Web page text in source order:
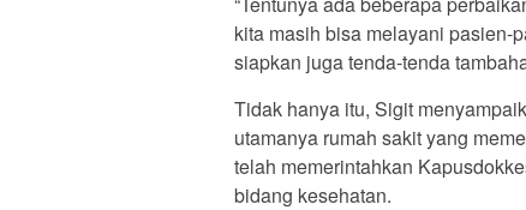
kita masih bisa melayani pasien-
siapkan juga tenda-tenda
Tidak hanya itu, Sigit
utamanya rumah sakit yang
telah memerintahkan
bidang kesehatan.